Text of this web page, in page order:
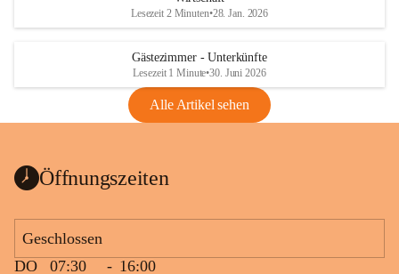
Lesezeit 2 Minuten•28. Jan. 2026
Gästezimmer - Unterkünfte
Lesezeit 1 Minute•30. Juni 2026
Alle Artikel sehen
Öffnungszeiten
Geschlossen
DO
07:30 - 16:00